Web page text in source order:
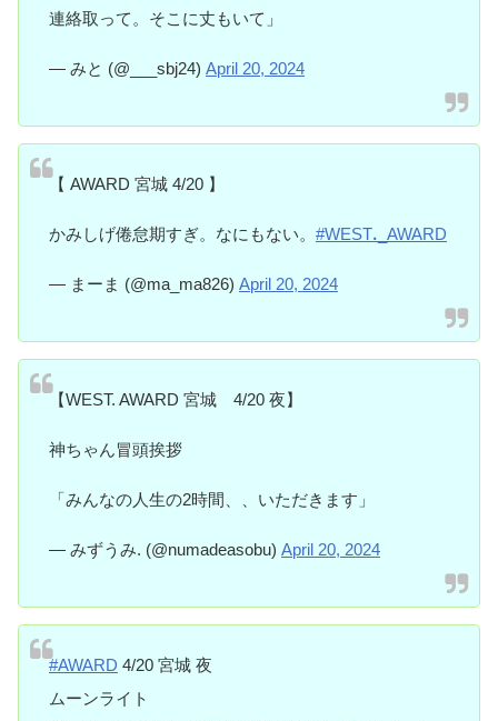
連絡取って。そこに丈もいて」
— みと (@___sbj24) April 20, 2024
【 AWARD 宮城 4/20 】
かみしげ倦怠期すぎ。なにもない。 #WESTꓸ_AWARD
— まーま (@ma_ma826) April 20, 2024
【WEST. AWARD 宮城 4/20 夜】
神ちゃん冒頭挨拶
「みんなの人生の2時間、、いただきます」
— みずうみ. (@numadeasobu) April 20, 2024
#AWARD 4/20 宮城 夜
ムーンライト